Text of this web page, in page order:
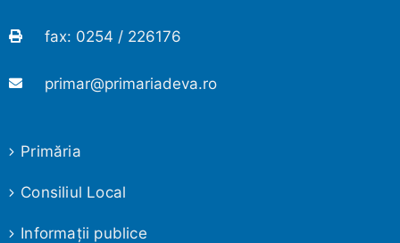
fax: 0254 / 226176
primar@primariadeva.ro
Primăria
Consiliul Local
Informaţii publice